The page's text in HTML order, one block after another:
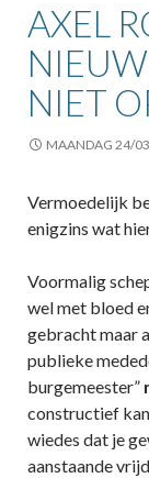
AXEL
NIET
MAANDAG 24/
Vermoedelijk
enigzins wat
Voormalig
wel met bloed
gebracht maar
publieke
burgemeester”
constructief
wiedes dat je
aanstaande